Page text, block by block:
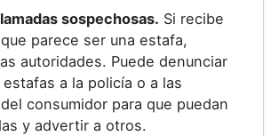
sospechosas. Si recibe
parece ser una estafa,
autoridades. Puede denunciar
a la policía o a las
consumidor para que puedan
y advertir a otros.